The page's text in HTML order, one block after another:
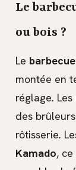
Le
ou bois ?
Le
montée en
réglage.
des
rôtisserie.
Kamado,